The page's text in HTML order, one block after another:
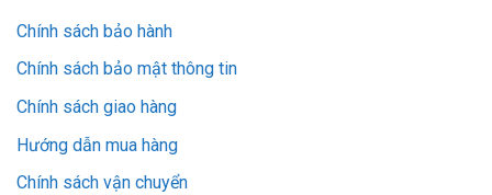
Chính sách bảo hành
Chính sách bảo mật thông tin
Chính sách giao hàng
Hướng dẫn mua hàng
Chính sách vận chuyển